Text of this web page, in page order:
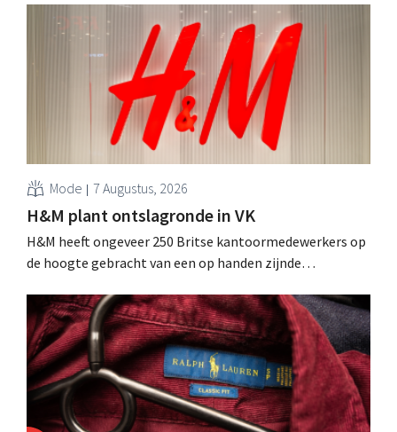
Mode 7 Augustus, 2026
H&M plant ontslagronde in VK
H&M heeft ongeveer 250 Britse kantoormedewerkers op
de hoogte gebracht van een op handen zijnde
sanering volgt op eerdere ingrepen in Nederland, België
en Spanje waarbij al honderden jobs verloren gingen.